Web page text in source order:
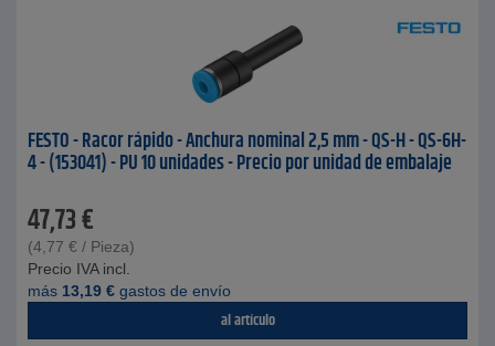
FESTO - Racor rápido - Anchura nominal 2,5 mm - QS-H - QS-6H-
4 - (153041) - PU 10 unidades - Precio por unidad de embalaje
47,73€
(4,77 € / Pieza)
Precio IVA incl.
más 13,19 € gastos de envío
al artículo